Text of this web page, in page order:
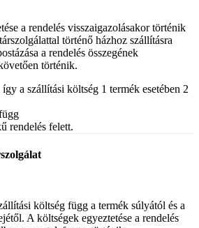
a rendelés visszaigazolásakor történik
történő házhoz szállításra
a rendelés összegének
történik.
így a szállítási költség 1 termék esetében 2
rendelés felett.
költség függ a termék súlyától és a
A költségek egyeztetése a rendelés